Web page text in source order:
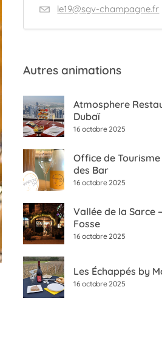
le19@sgv-champagne.fr
Autres animations
Atmosphere
Dubaï
16 octobre 2025
Office de
des Bar
16 octobre 2025
Vallée de la Sarce
Fosse
16 octobre 2025
Les Échappés by
16 octobre 2025